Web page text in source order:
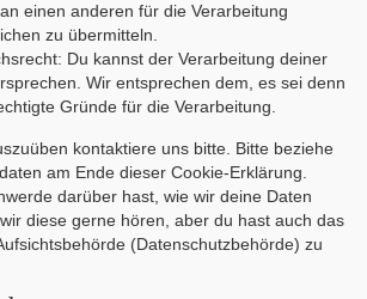
einen anderen für die Verarbeitung
zu übermitteln.
Du kannst der Verarbeitung deiner
Wir entsprechen dem, es sei denn
Gründe für die Verarbeitung.
kontaktiere uns bitte. Bitte beziehe
am Ende dieser Cookie-Erklärung.
darüber hast, wie wir deine Daten
diese gerne hören, aber du hast auch das
(Datenschutzbehörde) zu